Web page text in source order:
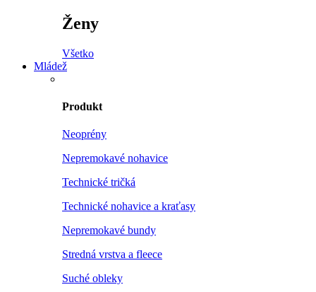
Ženy
Všetko
Mládež
Produkt
Neoprény
Nepremokavé nohavice
Technické tričká
Technické nohavice a kraťasy
Nepremokavé bundy
Stredná vrstva a fleece
Suché obleky